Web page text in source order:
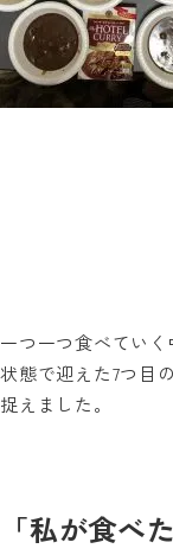
一つ一つ食べてい
状態で迎えた7つ目
捉えました。
「私が食べ